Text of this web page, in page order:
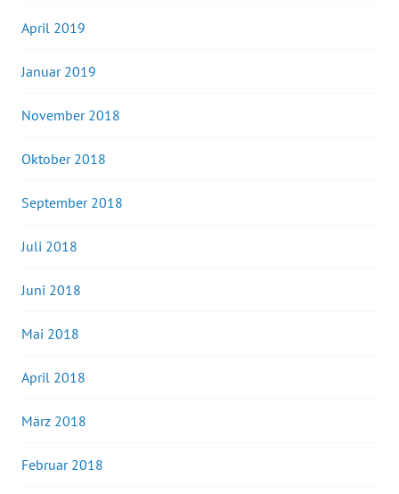
April 2019
Januar 2019
November 2018
Oktober 2018
September 2018
Juli 2018
Juni 2018
Mai 2018
April 2018
März 2018
Februar 2018